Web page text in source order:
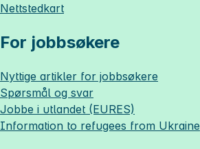
Nettstedkart
For jobbsøkere
Nyttige artikler for jobbsøkere
Spørsmål og svar
Jobbe i utlandet (EURES)
Information to refugees from Ukraine